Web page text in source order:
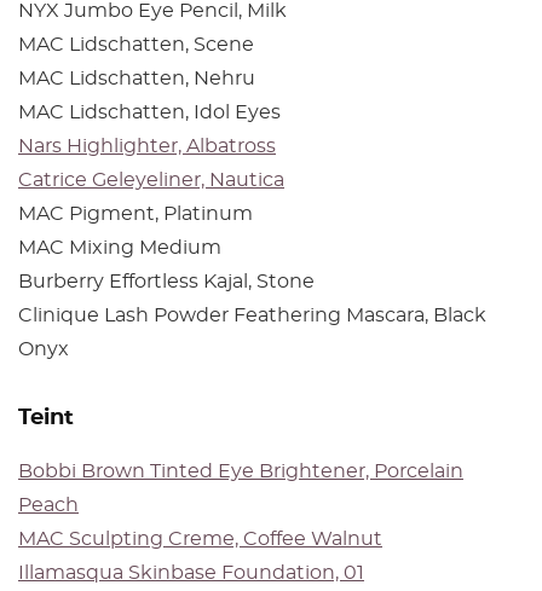
NYX Jumbo Eye Pencil, Milk
MAC Lidschatten, Scene
MAC Lidschatten, Nehru
MAC Lidschatten, Idol Eyes
Nars Highlighter, Albatross
Catrice Geleyeliner, Nautica
MAC Pigment, Platinum
MAC Mixing Medium
Burberry Effortless Kajal, Stone
Clinique Lash Powder Feathering Mascara, Black
Onyx
Teint
Bobbi Brown Tinted Eye Brightener, Porcelain
Peach
MAC Sculpting Creme, Coffee Walnut
Illamasqua Skinbase Foundation, 01